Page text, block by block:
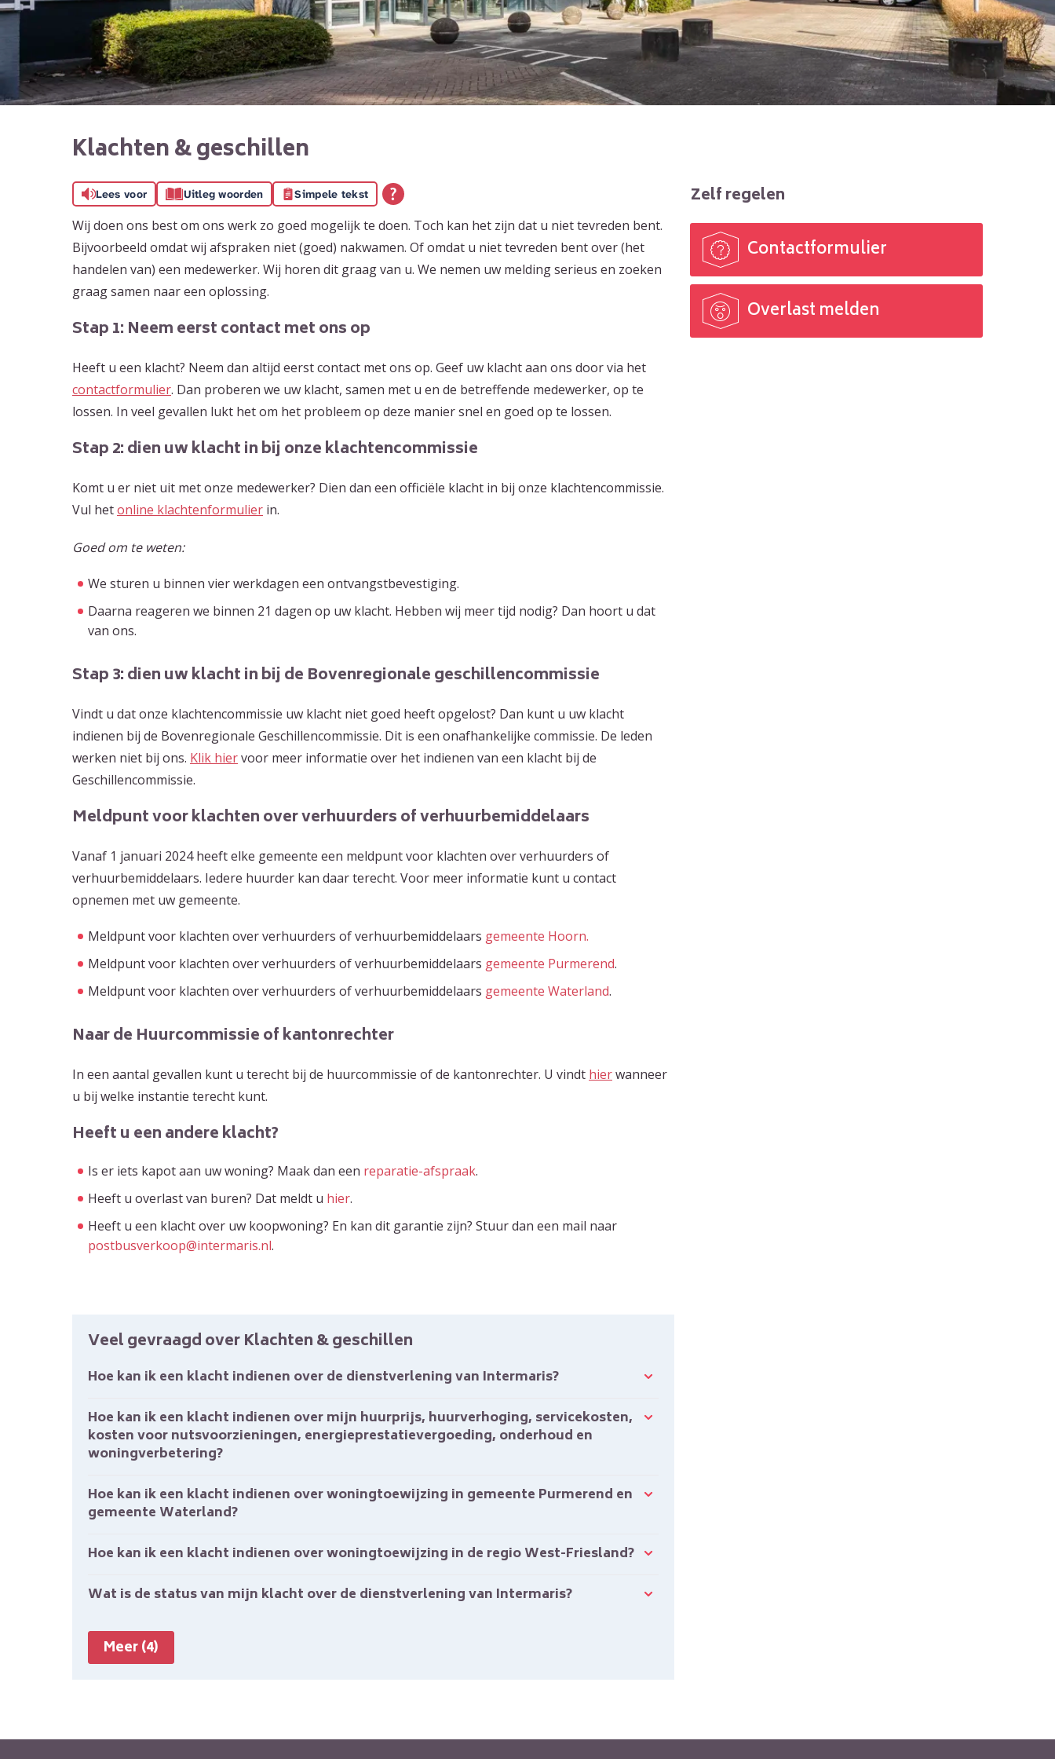
Klachten & geschillen
Lees voor Uitleg woorden Simpele tekst
Wij doen ons best om ons werk zo goed mogelijk te doen. Toch kan het zijn dat u niet tevreden bent.
Bijvoorbeeld omdat wij afspraken niet (goed) nakwamen. Of omdat u niet tevreden bent over (het
handelen van) een medewerker. Wij horen dit graag van u. We nemen uw melding serieus en zoeken
graag samen naar een oplossing.
Stap 1: Neem eerst contact met ons op
Heeft u een klacht? Neem dan altijd eerst contact met ons op. Geef uw klacht aan ons door via het
contactformulier. Dan proberen we uw klacht, samen met u en de betreffende medewerker, op te
lossen. In veel gevallen lukt het om het probleem op deze manier snel en goed op te lossen.
Stap 2: dien uw klacht in bij onze klachtencommissie
Komt u er niet uit met onze medewerker? Dien dan een officiële klacht in bij onze klachtencommissie.
Vul hetonline klachtenformulier in.
Goed om te weten:
We sturen u binnen vier werkdagen een ontvangstbevestiging.
Daarna reageren we binnen 21 dagen op uw klacht. Hebben wij meer tijd nodig? Dan hoort u dat
van ons.
Stap 3: dien uw klacht in bij de Bovenregionale geschillencommissie
Vindt u dat onze klachtencommissie uw klacht niet goed heeft opgelost? Dan kunt u uw klacht
indienen bij de Bovenregionale Geschillencommissie. Dit is een onafhankelijke commissie. De leden
werken niet bij ons. Klik hiervoor meer informatie over het indienen van een klacht bij de
Geschillencommissie.
Meldpunt voor klachten over verhuurders of verhuurbemiddelaars
Vanaf 1 januari 2024 heeft elke gemeente een meldpunt voor klachten over verhuurders of
verhuurbemiddelaars. Iedere huurder kan daar terecht. Voor meer informatie kunt u contact
opnemen met uw gemeente.
Meldpunt voor klachten over verhuurders of verhuurbemiddelaars gemeente Hoorn.
Meldpunt voor klachten over verhuurders of verhuurbemiddelaars gemeente Purmerend.
Meldpunt voor klachten over verhuurders of verhuurbemiddelaars gemeente Waterland.
Naar de Huurcommissie of kantonrechter
In een aantal gevallen kunt u terecht bij de huurcommissie of de kantonrechter. U vindt hierwanneer
u bij welke instantie terecht kunt.
Heeft u een andere klacht?
Is er iets kapot aan uw woning? Maak dan een reparatie-afspraak.
Heeft u overlast van buren? Dat meldt u hier.
Heeft u een klacht over uw koopwoning? En kan dit garantie zijn? Stuur dan een mail naar
postbusverkoop@intermaris.nl.
Veel gevraagd over Klachten & geschillen
Hoe kan ik een klacht indienen over de dienstverlening van Intermaris?
Hoe kan ik een klacht indienen over mijn huurprijs, huurverhoging, servicekosten,
kosten voor nutsvoorzieningen, energieprestatievergoeding, onderhoud en
woningverbetering?
Hoe kan ik een klacht indienen over woningtoewijzing in gemeente Purmerend en
gemeente Waterland?
Hoe kan ik een klacht indienen over woningtoewijzing in de regio West-Friesland?
Wat is de status van mijn klacht over de dienstverlening van Intermaris?
Meer (4)
Zelf regelen
 Contactformulier
 Overlast melden